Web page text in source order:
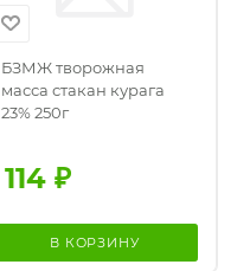
БЗМЖ творожная
масса стакан курага
23% 250г
114₽
В КОРЗИНУ